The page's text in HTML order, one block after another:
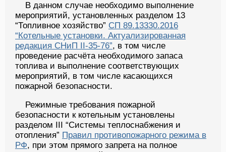
В данном случае необходимо выполнение
мероприятий, установленных разделом 13
“Топливное хозяйство” СП 89.13330.2016
“Котельные установки. Актуализированная
редакция СНиП II-35-76”, в том числе
проведение расчёта необходимого запаса
топлива и выполнение соответствующих
мероприятий, в том числе касающихся
пожарной безопасности.
Режимные требования пожарной
безопасности к котельным установлены
разделом III “Системы теплоснабжения и
отопления” Правил противопожарного режима в
РФ, при этом прямого запрета на полное